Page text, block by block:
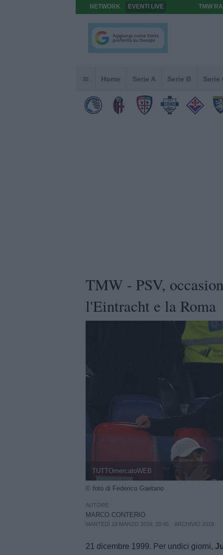
NETWORK EVENTI LIVE TMW
Home Serie A Serie B Serie
TMW - PSV,
l'Eintracht e la Roma
TUTTOmercatoWEB
© foto di Federico Gaetano
AUTORE
MARCO CONTERIO
MARTEDÌ 19 MARZO 2019, 20:45 ARCHIVIO 2019
21 dicembre 1999. Per undici giorni,